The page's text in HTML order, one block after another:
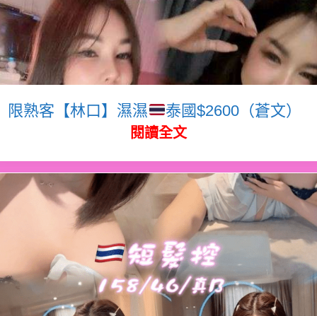
限熟客【林口】濕濕 泰國$2600（蒼文）
閱讀全文